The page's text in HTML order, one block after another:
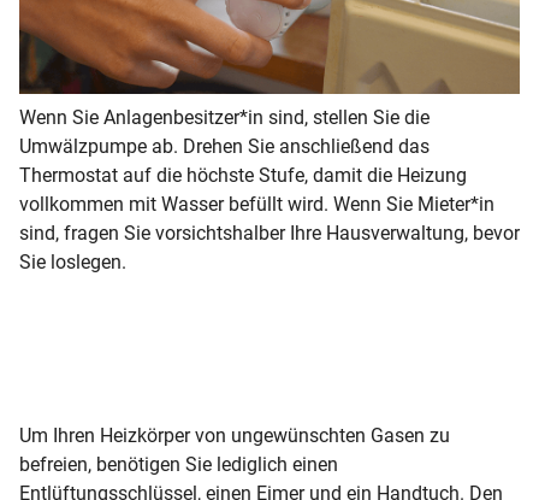
Wenn Sie Anlagenbesitzer*in sind, stellen Sie die
Umwälzpumpe ab. Drehen Sie anschließend das
Thermostat auf die höchste Stufe, damit die Heizung
vollkommen mit Wasser befüllt wird. Wenn Sie Mieter*in
sind, fragen Sie vorsichtshalber Ihre Hausverwaltung, bevor
Sie loslegen.
Um Ihren Heizkörper von ungewünschten Gasen zu
befreien, benötigen Sie lediglich einen
Entlüftungsschlüssel, einen Eimer und ein Handtuch. Den